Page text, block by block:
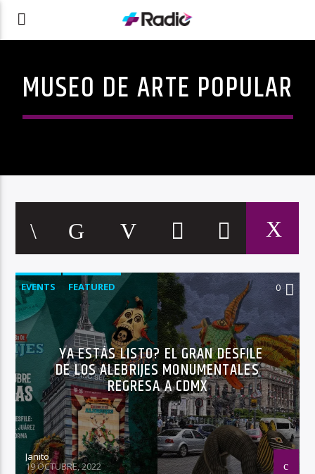
MUSEO DE ARTE POPULAR
EVENTS FEATURED 0
YA ESTÁS LISTO? EL GRAN DESFILE
DE LOS ALEBRIJES MONUMENTALES
REGRESA A CDMX
Janito
19 OCTUBRE, 2022